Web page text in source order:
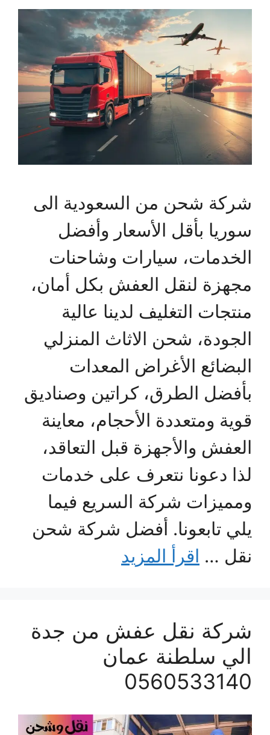
شركة شحن من السعودية الى
سوريا بأقل الأسعار وأفضل
الخدمات، سيارات وشاحنات
مجهزة لنقل العفش بكل أمان،
منتجات التغليف لدينا عالية
الجودة، شحن الاثاث المنزلي
البضائع الأغراض المعدات
بأفضل الطرق، كراتين وصناديق
قوية ومتعددة الأحجام، معاينة
العفش والأجهزة قبل التعاقد،
لذا دعونا نتعرف على خدمات
ومميزات شركة السريع فيما
يلي تابعونا. أفضل شركة شحن
نقل … اقرأ المزيد
شركة نقل عفش من جدة
الي سلطنة عمان
0560533140